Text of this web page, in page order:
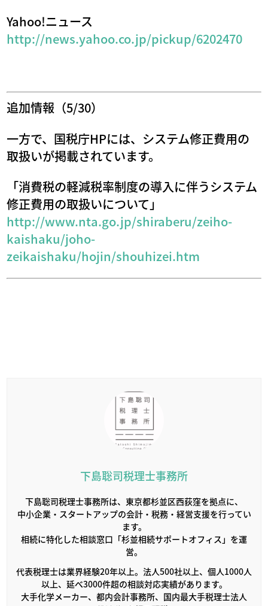
Yahoo!ニュース
http://news.yahoo.co.jp/pickup/6202470
追加情報（5/30）
一方で、国税庁HPには、システム修正費用の
取扱いが掲載されています。
「消費税の軽減税率制度の導入に伴うシステム
修正費用の取扱いについて」
http://www.nta.go.jp/shiraberu/zeiho-
kaishaku/joho-
zeikaishaku/hojin/shouhizei.htm
下島聡司税理士事務所
下島聡司税理士事務所は、東京都杉並区西荻窪を拠点に、
中小企業・スタートアップの会計・税務・経営支援を行ってい
ます。
相続に特化した相談窓口「杉並相続サポートオフィス」を運
営。
代表税理士は業界経験20年以上。法人500社以上、個人1000人
以上、延べ3000件超の相談対応実績があります。
大手化学メーカー、都内会計事務所、国内最大手税理士法人